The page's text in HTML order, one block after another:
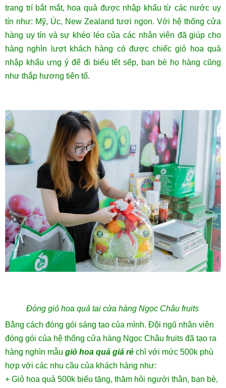
trang trí bắt mắt, hoa quả được nhập khẩu từ các nước uy
tín như: Mỹ, Úc, New Zealand tươi ngon. Với hệ thống cửa
hàng uy tín và sự khéo léo của các nhân viên đã giúp cho
hàng nghìn lượt khách hàng có được chiếc giỏ hoa quả
nhập khẩu ưng ý để đi biếu tết sếp, bạn bè họ hàng cũng
như thắp hương tiên tổ.
Đóng giỏ hoa quả tại cửa hàng Ngọc Châu fruits
Bằng cách đóng gói sáng tạo của mình. Đội ngũ nhân viên
đóng gói của hệ thống cửa hàng Ngọc Châu fruits đã tạo ra
hàng nghìn mẫu giỏ hoa quả giá rẻ chỉ với mức 500k phù
hợp với các nhu cầu của khách hàng như:
+ Giỏ hoa quả 500k biếu tặng, thăm hỏi người thân, bạn bè,